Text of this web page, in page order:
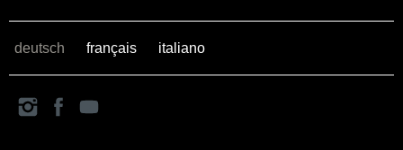
deutsch français italiano